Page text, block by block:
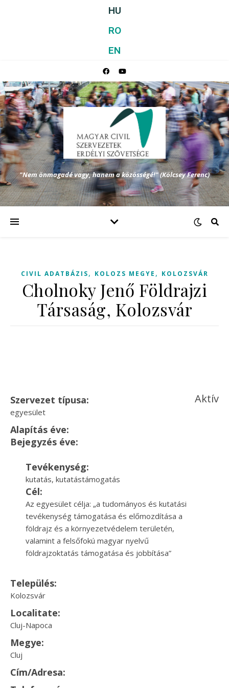
HU
RO
EN
"Nem önmagadé vagy, hanem a közösségé!" (Kölcsey Ferenc)
CIVIL ADATBÁZIS, KOLOZS MEGYE , KOLOZSVÁR
Cholnoky Jenő Földrajzi
Társaság, Kolozsvár
Szervezet típusa:
egyesület
Aktív
Alapítás éve:
Bejegyzés éve:
Tevékenység:
kutatás, kutatástámogatás
Cél:
Az egyesület célja: „a tudományos és kutatási
tevékenység támogatása és előmozdítása a
földrajz és a környezetvédelem területén,
valamint a felsőfokú magyar nyelvű
földrajzoktatás támogatása és jobbítása”
Település:
Kolozsvár
Localitate:
Cluj-Napoca
Megye:
Cluj
Cím/Adresa: